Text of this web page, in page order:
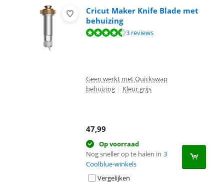
Cricut Maker Knife Blade met
behuizing
Beoordeling is 8,7 van de 10, gebaseerd op 3 reviews.
3 reviews
Geen werkt met Quickswap
behuizing | Kleur grijs
47,99
Op voorraad
Nog sneller op te halen in 3
Coolblue-winkels
Vergelijken